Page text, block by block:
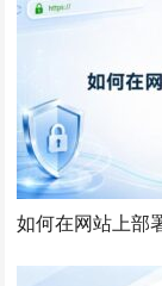
如何在网站上部